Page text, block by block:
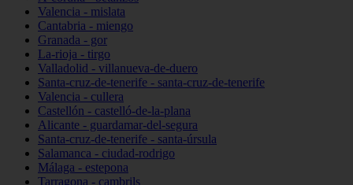
Valencia - mislata
Cantabria - miengo
Granada - gor
La-rioja - tirgo
Valladolid - villanueva-de-duero
Santa-cruz-de-tenerife - santa-cruz-de-tenerife
Valencia - cullera
Castellón - castelló-de-la-plana
Alicante - guardamar-del-segura
Santa-cruz-de-tenerife - santa-úrsula
Salamanca - ciudad-rodrigo
Málaga - estepona
Tarragona - cambrils